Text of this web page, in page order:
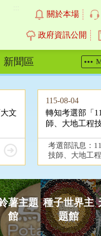
:::
關於本場
政府資訊公開
文
115-08-04
轉知考選部「
師、大地工程
考選部訊息：
技師、大地工
新聞區
薯主題
館
種子世界主
題館